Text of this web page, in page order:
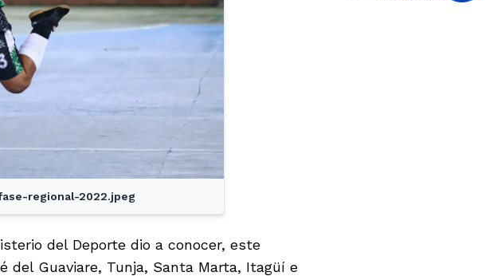
regional-2022.jpeg
del Deporte dio a conocer, este
del Guaviare, Tunja, Santa Marta, Itagüí e